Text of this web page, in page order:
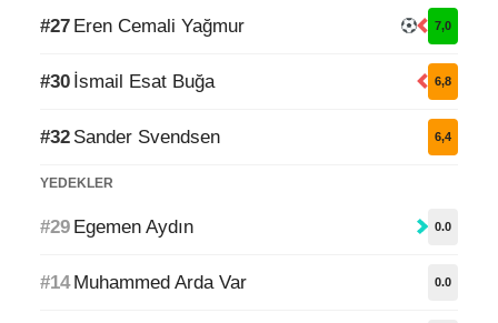
#27 Eren Cemali Yağmur 7,0
#30 İsmail Esat Buğa 6,8
#32 Sander Svendsen 6,4
YEDEKLER
#29 Egemen Aydın 0.0
#14 Muhammed Arda Var 0.0